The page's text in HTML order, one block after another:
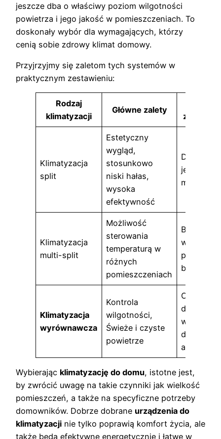
jeszcze dba o właściwy poziom wilgotności
powietrza i jego jakość w pomieszczeniach. To
doskonały wybór dla wymagających, którzy
cenią sobie zdrowy klimat domowy.
Przyjrzyjmy się zaletom tych systemów w
praktycznym zestawieniu:
Rodzaj
klimatyzacji
Główne zalety
Klimatyzacja
split
Estetyczny
wygląd,
stosunkowo
niski hałas,
wysoka
efektywność
Domy
Klimatyzacja
multi-split
Możliwość
sterowania
temperaturą w
różnych
pomieszczeniach
Budynki
biurowe
Klimatyzacja
wyrównawcza
Kontrola
wilgotności,
Świeże i czyste
powietrze
Obszary o
dużej
domy z
alergikami
Wybierając klimatyzację do domu, istotne jest,
by zwrócić uwagę na takie czynniki jak wielkość
pomieszczeń, a także na specyficzne potrzeby
domowników. Dobrze dobrane urządzenia do
klimatyzacji nie tylko poprawią komfort życia, ale
także będą efektywne energetycznie i łatwe w